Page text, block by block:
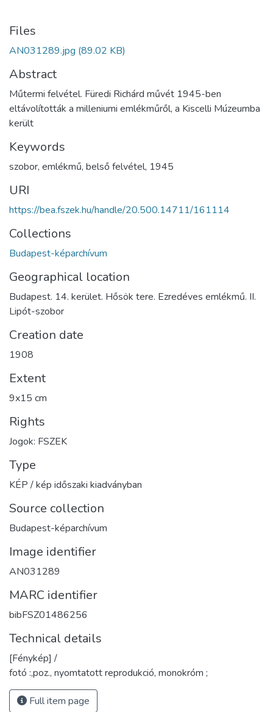
Files
AN031289.jpg (89.02 KB)
Abstract
Műtermi felvétel. Füredi Richárd művét 1945-ben
eltávolították a milleniumi emlékműről, a Kiscelli Múzeumba
került
Keywords
szobor, emlékmű, belső felvétel, 1945
URI
https://bea.fszek.hu/handle/20.500.14711/161114
Collections
Budapest-képarchívum
Geographical location
Budapest. 14. kerület. Hősök tere. Ezredéves emlékmű. II.
Lipót-szobor
Creation date
1908
Extent
9x15 cm
Rights
Jogok: FSZEK
Type
KÉP / kép időszaki kiadványban
Source collection
Budapest-képarchívum
Image identifier
AN031289
MARC identifier
bibFSZ01486256
Technical details
[Fénykép] /
fotó :,poz., nyomtatott reprodukció, monokróm ;
Full item page